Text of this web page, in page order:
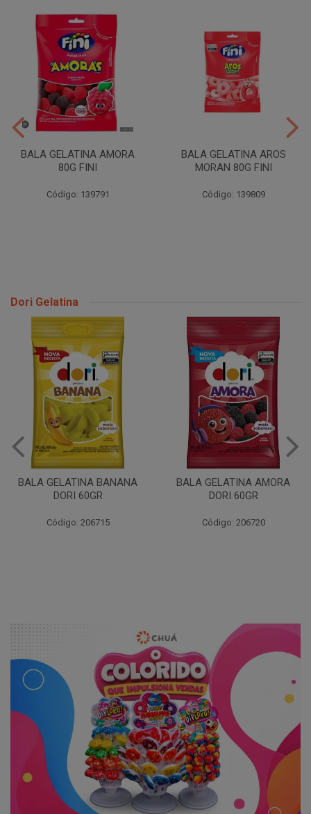
BALA GELATINA AMORA
80G FINI
Código: 139791
BALA GELATINA AROS
MORAN 80G FINI
Código: 139809
Dori Gelatina
BALA GELATINA BANANA
DORI 60GR
Código: 206715
BALA GELATINA AMORA
DORI 60GR
Código: 206720